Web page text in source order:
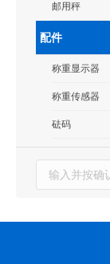
邮用秤
配件
称重显示器
称重传感器
砝码
索：